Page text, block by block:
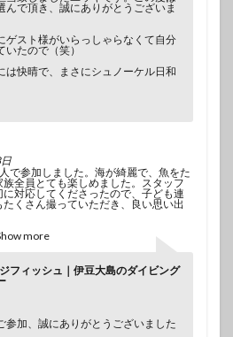
んで頂き、誠にありがとうございま
ゲスト様がいらっしゃらなくて自分
たので（笑）
は快晴で、まさにシュノーケル日和
で参加しました。海が綺麗で、魚をた
全員とても楽しめました。スタッフ
対応してくださったので、子ども連
くさん撮っていただき、良い思い出
more
フィッシュ｜伊豆大島のダイビング
参加、誠にありがとうございました